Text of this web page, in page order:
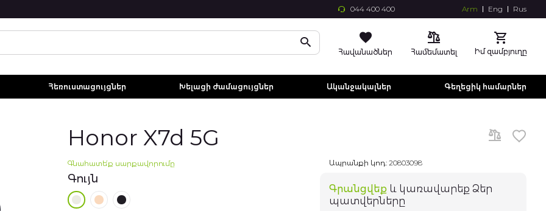
044 400 400
Skip
to
Arm Eng Rus
Իմ զամբյուղը
Համեմատել
Հավանածներ
Հեռուստացույցներ Խելացի ժամացույցներ Ականջակալներ Գեղեցիկ համարներ
Honor X7d 5G
Ապրանքի կոդ:20803098
Գրանցվեք և կառավարեք Ձեր
պատվերները
Գնահատե՛ք սարքավորումը
Գույն